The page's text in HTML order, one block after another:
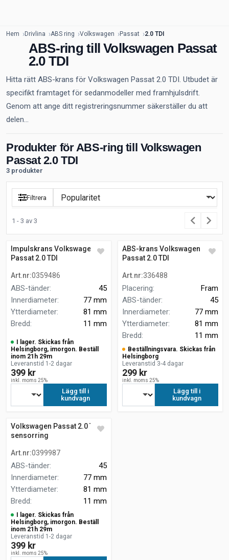
Hem Drivlina ABS ring Volkswagen Passat 2.0 TDI
ABS-ring till Volkswagen Passat
2.0 TDI
Hitta rätt ABS-krans för Volkswagen Passat 2.0 TDI. Utbudet är
specifikt framtaget för sedanmodeller med framhjulsdrift.
Genom att ange ditt registreringsnummer säkerställer du att
delen...
Produkter för ABS-ring till Volkswagen
Passat 2.0 TDI
3 produkter
Filtrera
1 - 3 av 3
Impulskrans Volkswagen
Passat 2.0 TDI
Art.nr:0359486
ABS-tänder:
45
Innerdiameter:
77 mm
Ytterdiameter:
81 mm
Bredd: 11 mm
I lager. Skickas från
Helsingborg, imorgon. Beställ
inom 21h 29m
Leveranstid 1-2 dagar
399 kr
inkl. moms 25%
Lägg till i
kundvagn
ABS-krans Volkswagen
Passat 2.0 TDI
Art.nr:336488
Placering:
Fram
ABS-tänder:
45
Innerdiameter:
77 mm
Ytterdiameter:
81 mm
Bredd: 11 mm
Beställningsvara. Skickas från
Helsingborg
Leveranstid 3-4 dagar
299 kr
inkl. moms 25%
Lägg till i
kundvagn
Volkswagen Passat 2.0 TDI
sensorring
Art.nr:0399987
ABS-tänder:
45
Innerdiameter:
77 mm
Ytterdiameter:
81 mm
Bredd: 11 mm
I lager. Skickas från
Helsingborg, imorgon. Beställ
inom 21h 29m
Leveranstid 1-2 dagar
399 kr
inkl. moms 25%